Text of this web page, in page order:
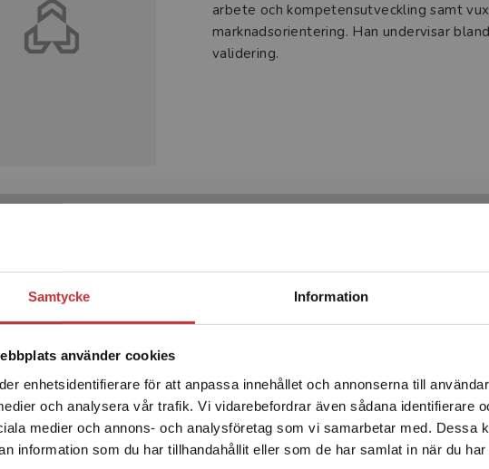
Samtycke Information
använder cookies
enhetsidentifierare för att anpassa innehållet och annonserna till
och analysera vår trafik. Vi vidarebefordrar även sådana identifierare
medier och annons- och analysföretag som vi samarbetar med. Dessa
information som du har tillhandahållit eller som de har samlat in när du
Begränsad fraktregion
Det verkar som att du besöker studentlitteratur.se
enhet utanför Sverige. Vi erbjuder inte leveranser
Sverige. För att kunna slutföra ett köp måste
leveransadressen vara i Sverige.Läs mer
arbete och kompetensutveckling samt
marknadsorientering. Han undervisar
validering.